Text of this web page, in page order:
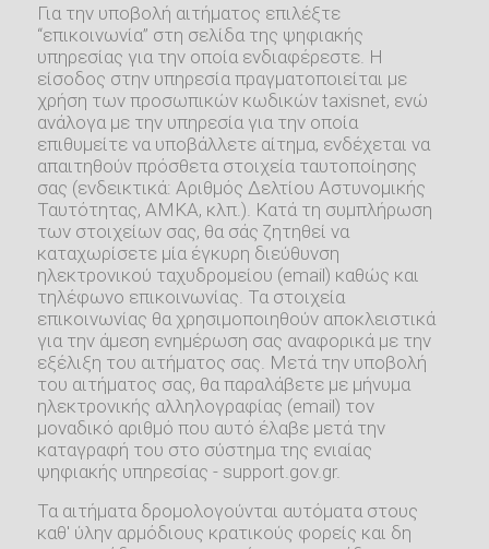
Για την υποβολή αιτήματος επιλέξτε
“επικοινωνία” στη σελίδα της ψηφιακής
υπηρεσίας για την οποία ενδιαφέρεστε. Η
είσοδος στην υπηρεσία πραγματοποιείται με
χρήση των προσωπικών κωδικών taxisnet, ενώ
ανάλογα με την υπηρεσία για την οποία
επιθυμείτε να υποβάλλετε αίτημα, ενδέχεται να
απαιτηθούν πρόσθετα στοιχεία ταυτοποίησης
σας (ενδεικτικά: Αριθμός Δελτίου Αστυνομικής
Ταυτότητας, ΑΜΚΑ, κλπ.). Κατά τη συμπλήρωση
των στοιχείων σας, θα σάς ζητηθεί να
καταχωρίσετε μία έγκυρη διεύθυνση
ηλεκτρονικού ταχυδρομείου (email) καθώς και
τηλέφωνο επικοινωνίας. Τα στοιχεία
επικοινωνίας θα χρησιμοποιηθούν αποκλειστικά
για την άμεση ενημέρωση σας αναφορικά με την
εξέλιξη του αιτήματος σας. Μετά την υποβολή
του αιτήματος σας, θα παραλάβετε με μήνυμα
ηλεκτρονικής αλληλογραφίας (email) τον
μοναδικό αριθμό που αυτό έλαβε μετά την
καταγραφή του στο σύστημα της ενιαίας
ψηφιακής υπηρεσίας - support.gov.gr.
Τα αιτήματα δρομολογούνται αυτόματα στους
καθ' ύλην αρμόδιους κρατικούς φορείς και δη